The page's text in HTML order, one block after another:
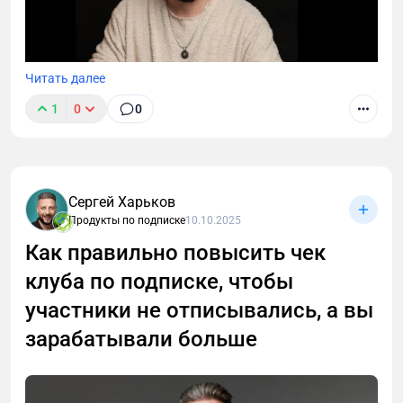
Как продавать подписку так, чтобы люди сами
хотели вступить в клуб, без давления и
дополнительных триггеров.
Читать далее
1 0 0
Сергей Харьков
Продукты по подписке10.10.2025
Как правильно повысить чек
клуба по подписке, чтобы
участники не отписывались, а вы
зарабатывали больше